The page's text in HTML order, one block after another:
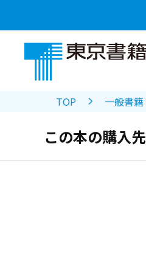
TOP 一般書籍
この本の購入先